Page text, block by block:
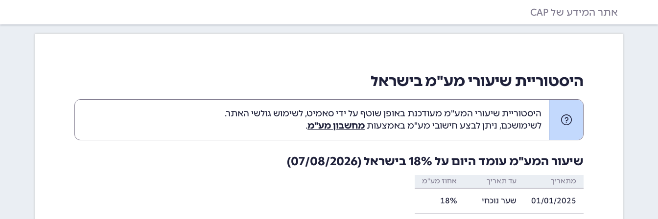
אתר המידע של CAP
היסטוריית שיעורי מע"מ בישראל
היסטוריית שיעורי המע"מ מעודכנת באופן שוטף על ידי סאמיט, לשימוש גולשי האתר.
לשימושכם, ניתן לבצע חישובי מע"מ באמצעותמחשבון מע"מ.
שיעור המע"מ עומד היום על 18% בישראל ( 07/08/2026
)
מתאריך עד תאריך אחוז מע"מ
01/01/2025 שער נוכחי 18%